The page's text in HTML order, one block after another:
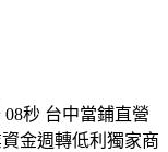
08秒 台中當鋪直營
金週轉低利獨家商